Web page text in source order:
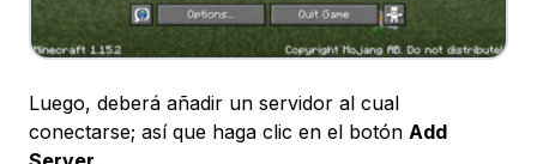
Luego, deberá añadir un servidor al cual
conectarse; así que haga clic en el botón Add